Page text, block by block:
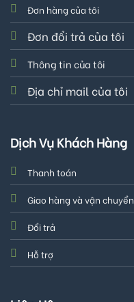
Đơn hàng của tôi
Đơn đổi trả của tôi
Thông tin của tôi
Địa chỉ mail của tôi
Dịch Vụ Khách Hàng
Thanh toán
Giao hàng và vận chuyển
Đổi trả
Hỗ trợ